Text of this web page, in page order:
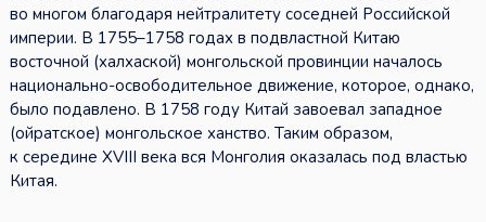
во многом благодаря нейтралитету соседней Российской
империи. В 1755–1758 годах в подвластной Китаю
восточной (халхаской) монгольской провинции началось
национально-освободительное движение, которое, однако,
было подавлено. В 1758 году Китай завоевал западное
(ойратское) монгольское ханство. Таким образом,
к середине XVIII века вся Монголия оказалась под властью
Китая.